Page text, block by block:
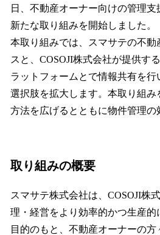
日、不動産オーナー向けの管理
新たな取り組みを開始しました。
本取り組みでは、スマサテの不
スと、COSOJI株式会社が提供す
ラットフォームとで情報共有を
選択肢を拡大します。本取り組み
方法を広げるとともに物件管理の
取り組みの概要
スマサテ株式会社は、COSOJI株
理・経営をより効率的かつ生産
目的のもと、不動産オーナーの方